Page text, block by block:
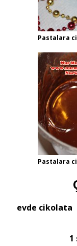
Pastalara
Pastalara
evde cikolata
1